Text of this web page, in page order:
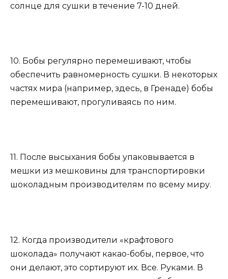
солнце для сушки в течение 7-10 дней.
10. Бобы регулярно перемешивают, чтобы
обеспечить равномерность сушки. В некоторых
частях мира (например, здесь, в Гренаде) бобы
перемешивают, прогуливаясь по ним.
11. После высыхания бобы упаковывается в
мешки из мешковины для транспортировки
шоколадным производителям по всему миру.
12. Когда производители «крафтового
шоколада» получают какао-бобы, первое, что
они делают, это сортируют их. Все. Руками. В